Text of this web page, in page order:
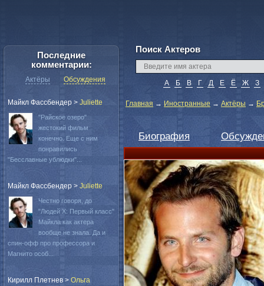
Поиск Актеров
А Б В Г Д Е Ё Ж З
Главная → Иностранные → Актёры →
Биография
Последние
комментарии:
Актёры Обсуждения
Майкл Фассбендер > Juliette
"Райское озеро"
жестокий фильм
конечно. Еще с ним
понравились
"Бесславные ублюдки"...
Майкл Фассбендер > Juliette
Честно говоря, до
"Людей Х: Первый класс"
Майкла как актера
вообще не знала. Да и
спин-офф про профессора и
Магнито особ...
Кирилл Плетнев > Oльга